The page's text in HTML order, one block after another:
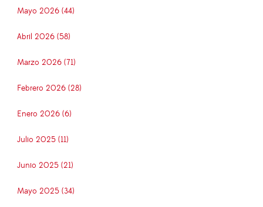
Mayo 2026 (44)
Abril 2026 (58)
Marzo 2026 (71)
Febrero 2026 (28)
Enero 2026 (6)
Julio 2025 (11)
Junio 2025 (21)
Mayo 2025 (34)